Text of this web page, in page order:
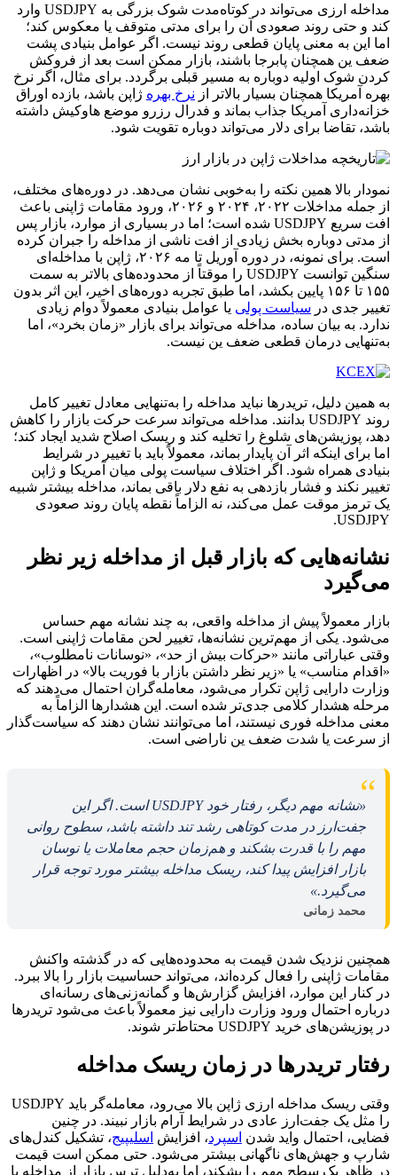
مداخله ارزی می‌تواند در کوتاه‌مدت شوک بزرگی به USDJPY وارد
کند و حتی روند صعودی آن را برای مدتی متوقف یا معکوس کند؛
اما این به معنی پایان قطعی روند نیست. اگر عوامل بنیادی پشت
ضعف ین همچنان پابرجا باشند، بازار ممکن است بعد از فروکش
کردن شوک اولیه دوباره به مسیر قبلی برگردد. برای مثال، اگر نرخ
بهره آمریکا همچنان بسیار بالاتر از نرخ بهره ژاپن باشد، بازده اوراق
خزانه‌داری آمریکا جذاب بماند و فدرال رزرو موضع هاوکیش داشته
باشد، تقاضا برای دلار می‌تواند دوباره تقویت شود.
نمودار بالا همین نکته را به‌خوبی نشان می‌دهد. در دوره‌های مختلف،
از جمله مداخلات ۲۰۲۲، ۲۰۲۴ و ۲۰۲۶، ورود مقامات ژاپنی باعث
افت سریع USDJPY شده است؛ اما در بسیاری از موارد، بازار پس
از مدتی دوباره بخش زیادی از افت ناشی از مداخله را جبران کرده
است. برای نمونه، در دوره آوریل تا مه ۲۰۲۶، ژاپن با مداخله‌ای
سنگین توانست USDJPY را موقتاً از محدوده‌های بالاتر به سمت
۱۵۵ تا ۱۵۶ پایین بکشد، اما طبق تجربه دوره‌های اخیر، این اثر بدون
تغییر جدی در سیاست پولی یا عوامل بنیادی معمولاً دوام زیادی
ندارد. به بیان ساده، مداخله می‌تواند برای بازار «زمان بخرد»، اما
به‌تنهایی درمان قطعی ضعف ین نیست.
به همین دلیل، تریدرها نباید مداخله را به‌تنهایی معادل تغییر کامل
روند USDJPY بدانند. مداخله می‌تواند سرعت حرکت بازار را کاهش
دهد، پوزیشن‌های شلوغ را تخلیه کند و ریسک اصلاح شدید ایجاد کند؛
اما برای اینکه اثر آن پایدار بماند، معمولاً باید با تغییر در شرایط
بنیادی همراه شود. اگر اختلاف سیاست پولی میان آمریکا و ژاپن
تغییر نکند و فشار بازدهی به نفع دلار باقی بماند، مداخله بیشتر شبیه
یک ترمز موقت عمل می‌کند، نه الزاماً نقطه پایان روند صعودی
USDJPY.
نشانه‌هایی که بازار قبل از مداخله زیر نظر
می‌گیرد
بازار معمولاً پیش از مداخله واقعی، به چند نشانه مهم حساس
می‌شود. یکی از مهم‌ترین نشانه‌ها، تغییر لحن مقامات ژاپنی است.
وقتی عباراتی مانند «حرکات بیش از حد»، «نوسانات نامطلوب»،
«اقدام مناسب» یا «زیر نظر داشتن بازار با فوریت بالا» در اظهارات
وزارت دارایی ژاپن تکرار می‌شود، معامله‌گران احتمال می‌دهند که
مرحله هشدار کلامی جدی‌تر شده است. این هشدارها الزاماً به
معنی مداخله فوری نیستند، اما می‌توانند نشان دهند که سیاست‌گذار
از سرعت یا شدت ضعف ین ناراضی است.
“
«نشانه مهم دیگر، رفتار خود USDJPY است. اگر این
جفت‌ارز در مدت کوتاهی رشد تند داشته باشد، سطوح روانی
مهم را با قدرت بشکند و هم‌زمان حجم معاملات یا نوسان
بازار افزایش پیدا کند، ریسک مداخله بیشتر مورد توجه قرار
می‌گیرد.»
محمد زمانی
همچنین نزدیک شدن قیمت به محدوده‌هایی که در گذشته واکنش
مقامات ژاپنی را فعال کرده‌اند، می‌تواند حساسیت بازار را بالا ببرد.
در کنار این موارد، افزایش گزارش‌ها و گمانه‌زنی‌های رسانه‌ای
درباره احتمال ورود وزارت دارایی نیز معمولاً باعث می‌شود تریدرها
در پوزیشن‌های خرید USDJPY محتاط‌تر شوند.
رفتار تریدرها در زمان ریسک مداخله
وقتی ریسک مداخله ارزی ژاپن بالا می‌رود، معامله‌گر باید USDJPY
را مثل یک جفت‌ارز عادی در شرایط آرام بازار نبیند. در چنین
فضایی، احتمال واید شدن اسپرد، افزایش اسلیپیج، تشکیل کندل‌های
شارپ و جهش‌های ناگهانی بیشتر می‌شود. حتی ممکن است قیمت
در ظاهر یک سطح مهم را بشکند، اما به‌دلیل ترس بازار از مداخله یا